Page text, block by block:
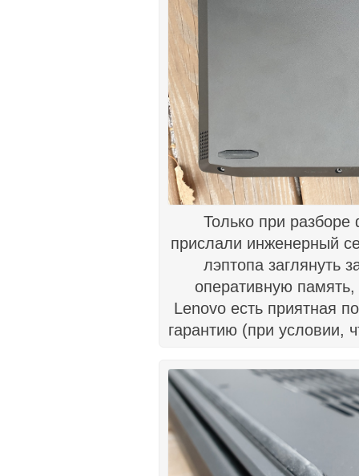
Только при разборе
прислали инженерный
лэптопа заглянуть
оперативную
Lenovo есть приятная
гарантию (при условии,